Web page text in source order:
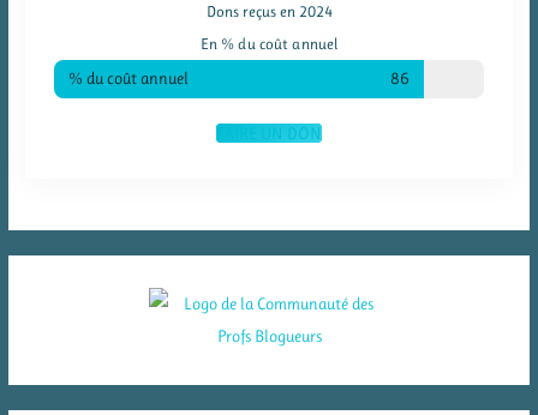
Dons reçus en 2024
En % du coût annuel
% du coût annuel 86
FAIRE UN DON